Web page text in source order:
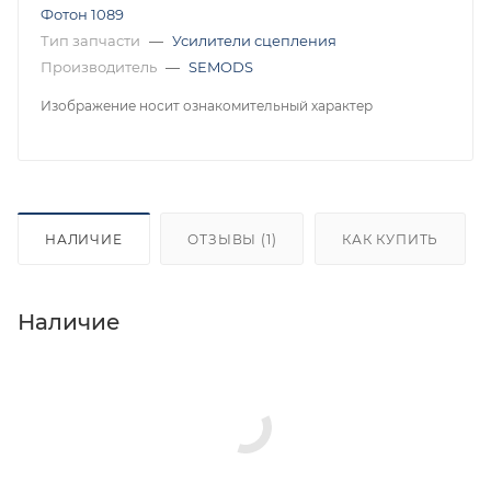
Фотон 1089
Тип запчасти — Усилители сцепления
Производитель — SEMODS
Изображение носит ознакомительный характер
НАЛИЧИЕ ОТЗЫВЫ (1) КАК КУПИТЬ
Наличие